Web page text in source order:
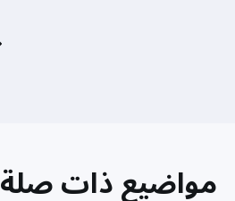
مواضيع ذات صلة